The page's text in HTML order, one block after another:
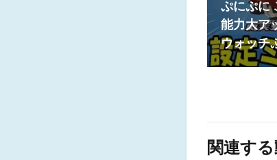
ぷにぷに
能力大ア
ウォッチ
関連す